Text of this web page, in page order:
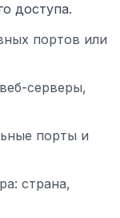
доступа.
портов или
серверы,
порты и
страна,